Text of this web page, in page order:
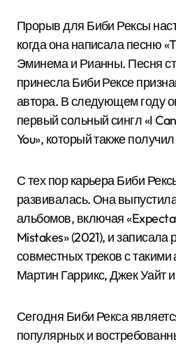
Прорыв для Биби Рексы
когда она написала песню
Эминема и Рианны. Песня
принесла Биби Рексе
автора. В следующем году
первый сольный сингл «I
You», который также
С тех пор карьера Биби
развивалась. Она
альбомов, включая
Mistakes» (2021), и
совместных треков с такими
Мартин Гаррикс, Джек Уайт
Сегодня Биби Рекса
популярных и